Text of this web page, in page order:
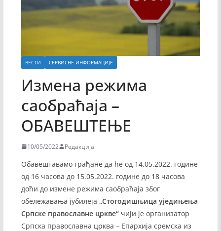
ВЕСТИ СЕРВИСНЕ ИНФОРМАЦИЈЕ
Измена режима
саобраћаја –
ОБАВЕШТЕЊЕ
10/05/2022 Редакција
Обавештавамо грађане да ће од 14.05.2022. године
од 16 часова до 15.05.2022. године до 18 часова
доћи до измене режима саобраћаја због
обележавања јубилеја „Стогодишњица уједињења
Српске православне цркве“ чији је организатор
Српска православна црква – Епархија сремска из